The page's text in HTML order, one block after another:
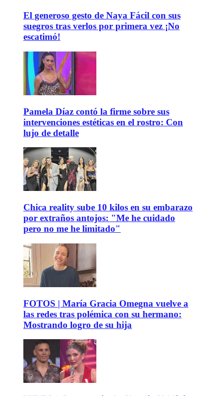
El generoso gesto de Naya Fácil con sus
suegros tras verlos por primera vez ¡No
escatimó!
Pamela Díaz contó la firme sobre sus
intervenciones estéticas en el rostro: Con
lujo de detalle
Chica reality sube 10 kilos en su embarazo
por extraños antojos: "Me he cuidado
pero no me he limitado"
FOTOS | María Gracia Omegna vuelve a
las redes tras polémica con su hermano:
Mostrando logro de su hija